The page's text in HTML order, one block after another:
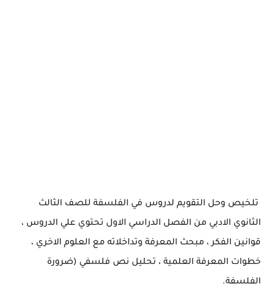
تلخيص وحل التقويم لدروس في الفلسفة للصف الثالث
الثانوي الادبي من الفصل الدراسي الاول تحتوي علي الدروس ،
قوانين الفكر ، مبحث المعرفة وتداخلاته مع العلوم الاخري ،
خطوات المعرفة العلمية ، تحليل نص فلسفي (ضرورة
الفلسفة.